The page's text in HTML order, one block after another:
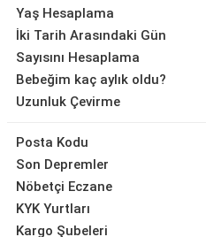
Yaş Hesaplama
İki Tarih Arasındaki Gün
Sayısını Hesaplama
Bebeğim kaç aylık oldu?
Uzunluk Çevirme
Posta Kodu
Son Depremler
Nöbetçi Eczane
KYK Yurtları
Kargo Şubeleri